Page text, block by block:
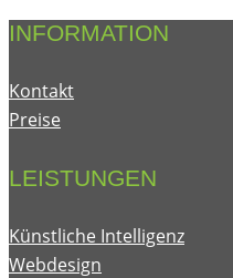
INFORMATION
Kontakt
Preise
LEISTUNGEN
Künstliche Intelligenz
Webdesign